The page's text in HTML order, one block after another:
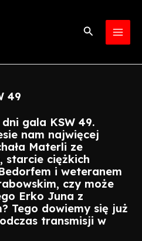
Search
49
gala KSW 49.
nam najwięcej
Materli ze
starcie ciężkich
i weteranem
czy może
Erko Juna z
Tego dowiemy się już
transmisji w